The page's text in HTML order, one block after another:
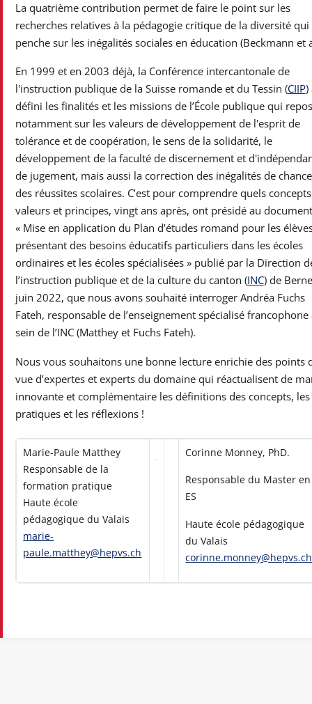
La quatrième contribution permet de faire le point sur les
recherches relatives à la pédagogie critique de la diversité qui
penche sur les inégalités sociales en éducation (Beckmann et
En 1999 et en 2003 déjà, la Conférence intercantonale de
l'instruction publique de la Suisse romande et du Tessin (CIIP)
défini les finalités et les missions de l’École publique qui
notamment sur les valeurs de développement de l'esprit de
tolérance et de coopération, le sens de la solidarité, le
développement de la faculté de discernement et
de jugement, mais aussi la correction des inégalités de
des réussites scolaires. C’est pour comprendre quels
valeurs et principes, vingt ans après, ont présidé au document
« Mise en application du Plan d’études romand pour les
présentant des besoins éducatifs particuliers dans les écoles
ordinaires et les écoles spécialisées » publié par la Direction
l’instruction publique et de la culture du canton (INC) de
juin 2022, que nous avons souhaité interroger Andréa Fuchs
Fateh, responsable de l’enseignement spécialisé francophone
sein de l’INC (Matthey et Fuchs Fateh).
Nous vous souhaitons une bonne lecture enrichie des points
vue d’expertes et experts du domaine qui réactualisent de
innovante et complémentaire les définitions des concepts, les
pratiques et les réflexions !
Marie-Paule Matthey
Responsable de la
formation pratique
Haute école
pédagogique du Valais
marie-
paule.matthey@hepvs.ch
Corinne Monney, PhD.
Responsable du Master en
ES
Haute école pédagogique
du Valais
corinne.monney@hepvs.ch